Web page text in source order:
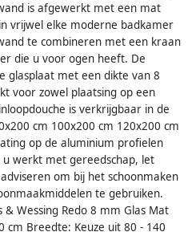
is afgewerkt met een mat
vrijwel elke moderne badkamer
te combineren met een kraan
die u voor ogen heeft. De
glasplaat met een dikte van 8
voor zowel plaatsing op een
is verkrijgbaar in de
cm 100x200 cm 120x200 cm
op de aluminium profielen
werkt met gereedschap, let
om bij het schoonmaken
te gebruiken.
& Wessing Redo 8 mm Glas Mat
cm Breedte: Keuze uit 80 - 140